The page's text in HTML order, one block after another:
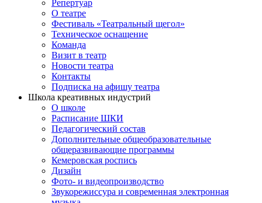
Репертуар
О театре
Фестиваль «Театральный щегол»
Техническое оснащение
Команда
Визит в театр
Новости театра
Контакты
Подписка на афишу театра
Школа креативных индустрий
О школе
Расписание ШКИ
Педагогический состав
Дополнительные общеобразовательные
общеразвивающие программы
Кемеровская роспись
Дизайн
Фото- и видеопроизводство
Звукорежиссура и современная электронная